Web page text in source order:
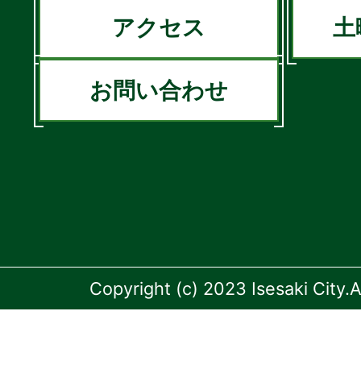
アクセス 土
お問い合わせ
Copyright (c) 2023 Isesaki